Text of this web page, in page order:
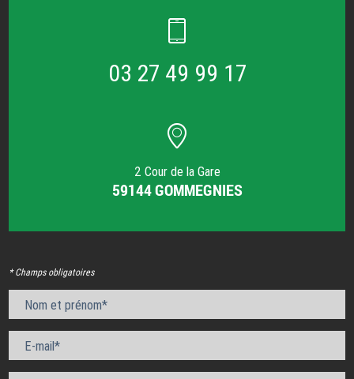
03 27 49 99 17
2 Cour de la Gare
59144 GOMMEGNIES
* Champs obligatoires
Nom et prénom*
E-mail*